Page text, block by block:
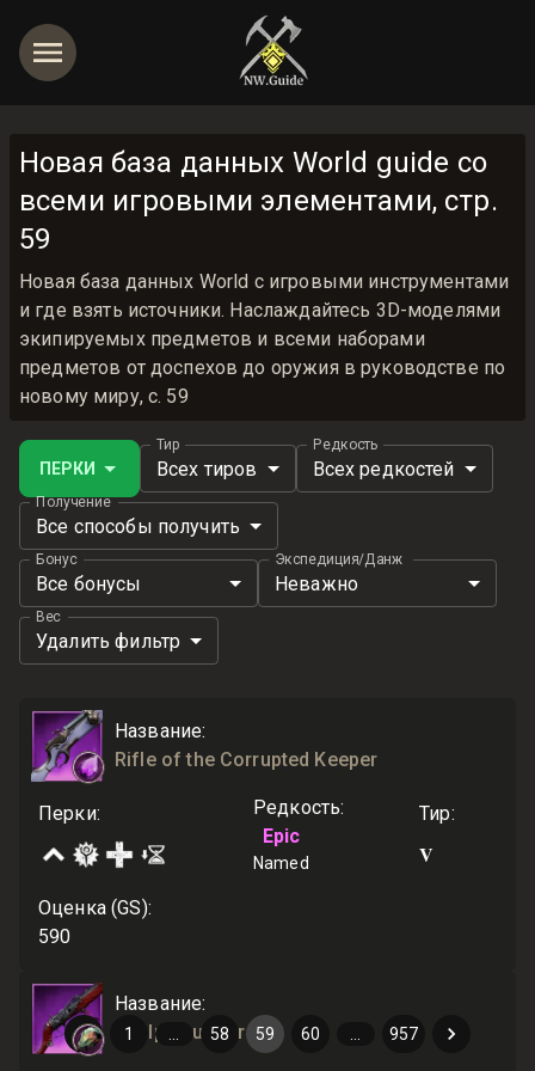
Новая база данных World guide со
всеми игровыми элементами, стр.
59
Новая база данных World с игровыми инструментами
и где взять источники. Наслаждайтесь 3D-моделями
экипируемых предметов и всеми наборами
предметов от доспехов до оружия в руководстве по
новому миру, с. 59
ПЕРКИ
Тир
Всех тиров
Редкость
Всех редкостей
Получение
Все способы получить
Бонус
Все бонусы
Экспедиция/Данж
Неважно
Вес
Удалить фильтр
Название:
Rifle of the Corrupted Keeper
Перки: Редкость:
Epic
Named
Тир:
V
Оценка (GS):
590
Название:
Scalp Sculptor
1 58 59 60 957